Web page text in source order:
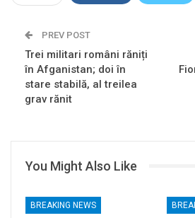
PREV POST
Trei militari români răniți
în Afganistan; doi în
stare stabilă, al treilea
grav rănit
You Might Also Like
BREAKING NEWS